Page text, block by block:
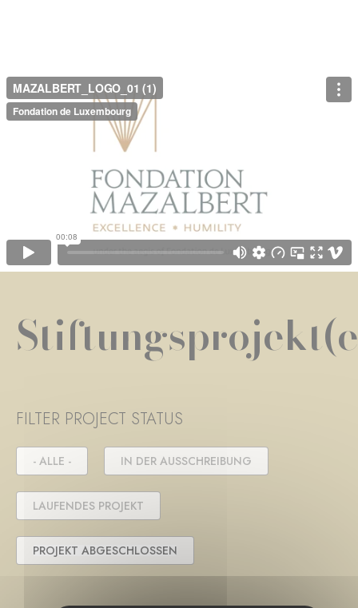
FILTER PROJECT STATUS
- ALLE - IN DER AUSSCHREIBUNG
LAUFENDES PROJEKT
PROJEKT ABGESCHLOSSEN